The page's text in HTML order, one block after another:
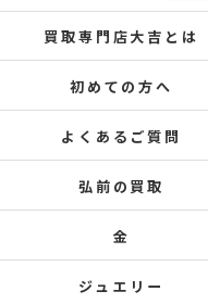
買取専門店大吉とは
初めての方へ
よくあるご質問
弘前の買取
金
ジュエリー